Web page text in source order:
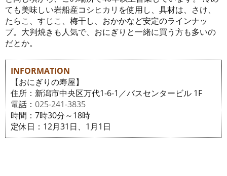
ても美味しい岩船産コシヒカリを使用し、具材は、さけ、
たらこ、すじこ、梅干し、おかかなど安定のラインナッ
プ。大判焼きも人気で、おにぎりと一緒に買う方も多いの
だとか。
INFORMATION
【おにぎりの寿屋】
住所：新潟市中央区万代1-6-1／バスセンタービル 1F
電話： 025-241-3835
時間：7時30分～18時
定休日：12月31日、1月1日